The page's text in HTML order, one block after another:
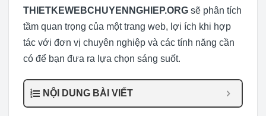
THIETKEWEBCHUYENNGHIEP.ORG sẽ phân tích
tầm quan trọng của một trang web, lợi ích khi hợp
tác với đơn vị chuyên nghiệp và các tính năng cần
có để bạn đưa ra lựa chọn sáng suốt.
NỘI DUNG BÀI VIẾT